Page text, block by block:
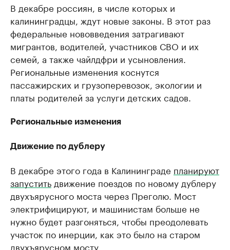
В декабре россиян, в числе которых и
калининградцы, ждут новые законы. В этот раз
федеральные нововведения затрагивают
мигрантов, водителей, участников СВО и их
семей, а также чайлдфри и усыновления.
Региональные изменения коснутся
пассажирских и грузоперевозок, экологии и
платы родителей за услуги детских садов.
Региональные изменения
Движение по дублеру
В декабре этого года в Калининграде планируют
запустить движение поездов по новому дублеру
двухъярусного моста через Преголю. Мост
электрифицируют, и машинистам больше не
нужно будет разгоняться, чтобы преодолевать
участок по инерции, как это было на старом
двухъярусном мосту